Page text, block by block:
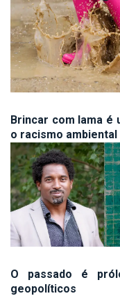
Brincar com lama é
o racismo ambiental
O passado é
geopolíticos